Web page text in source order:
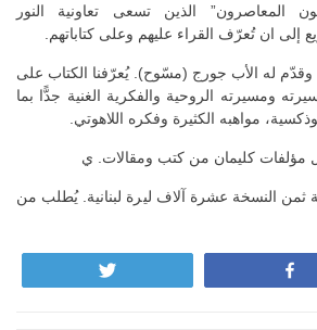
المعاصرون” الذين تسعى تعاونية النور
إلى ان تُعرّف القراء عليهم وعلى كتاباتهم.
له الأب جورج (مسّوح). يُعرّفنا الكتاب على
ومسيرته الروحية والفكرية الغنية جدًّا بما
مواهبه الكثيرة وفكره اللاهوتي.
مؤلفات كليمان من كتب ومقالات. ي
في ٢٦٦ صفحة ثمن النسخة عشرة آلاف ليرة لبنانية. يُطلب من